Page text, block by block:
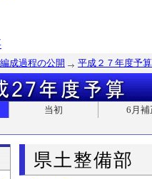
成過程の公開 平成２７年度予算
当初
6月補
県土整備部